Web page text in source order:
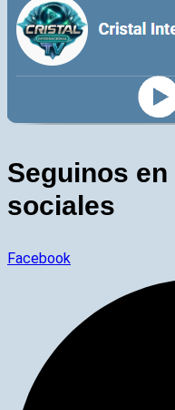
Seguinos
sociales
Facebook